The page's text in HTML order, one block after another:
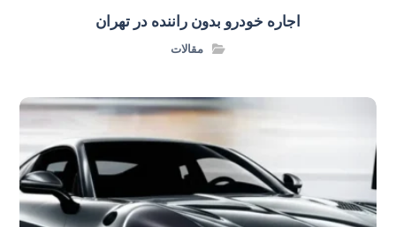
اجاره خودرو بدون راننده در تهران
مقالات